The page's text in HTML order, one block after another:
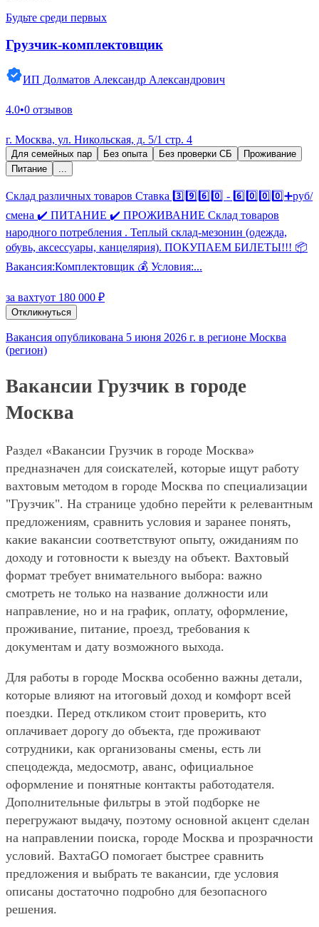
Будьте среди первых
Грузчик-комплектовщик
ИП Долматов Александр Александрович
4.0•0 отзывов
г. Москва, ул. Никольская, д. 5/1 стр. 4
Для семейных пар Без опыта Без проверки СБ
Проживание
Питание
...
Склад различных товаров Ставка 3️⃣9️⃣6️⃣0️⃣ - 6️⃣0️⃣0️⃣0️⃣➕руб/
смена ✔️ ПИТАНИЕ ✔️ ПРОЖИВАНИЕ Склад товаров
народного потребления . Теплый склад-мезонин (одежда,
обувь, аксессуары, канцелярия). ПОКУПАЕМ БИЛЕТЫ!!! 📦
Вакансия:Комплектовщик 💰 Условия:...
за вахтуот 180 000 ₽
Откликнуться
Вакансия опубликована 5 июня 2026 г. в регионе Москва
(регион)
Вакансии Грузчик в городе
Москва
Раздел «Вакансии Грузчик в городе Москва»
предназначен для соискателей, которые ищут работу
вахтовым методом в городе Москва по специализации
"Грузчик". На странице удобно перейти к релевантным
предложениям, сравнить условия и заранее понять,
какие вакансии соответствуют опыту, ожиданиям по
доходу и готовности к выезду на объект. Вахтовый
формат требует внимательного выбора: важно
смотреть не только на название должности или
направление, но и на график, оплату, оформление,
проживание, питание, проезд, требования к
документам и дату возможного выхода.
Для работы в городе Москва особенно важны детали,
которые влияют на итоговый доход и комфорт всей
поездки. Перед откликом стоит проверить, кто
оплачивает дорогу до объекта, где проживают
сотрудники, как организованы смены, есть ли
спецодежда, медосмотр, аванс, официальное
оформление и понятные контакты работодателя.
Дополнительные фильтры в этой подборке не
перегружают выдачу, поэтому основной акцент сделан
на направлении поиска, городе Москва и прозрачности
условий. ВахтаGO помогает быстрее сравнить
предложения и выбрать те вакансии, где условия
описаны достаточно подробно для безопасного
решения.